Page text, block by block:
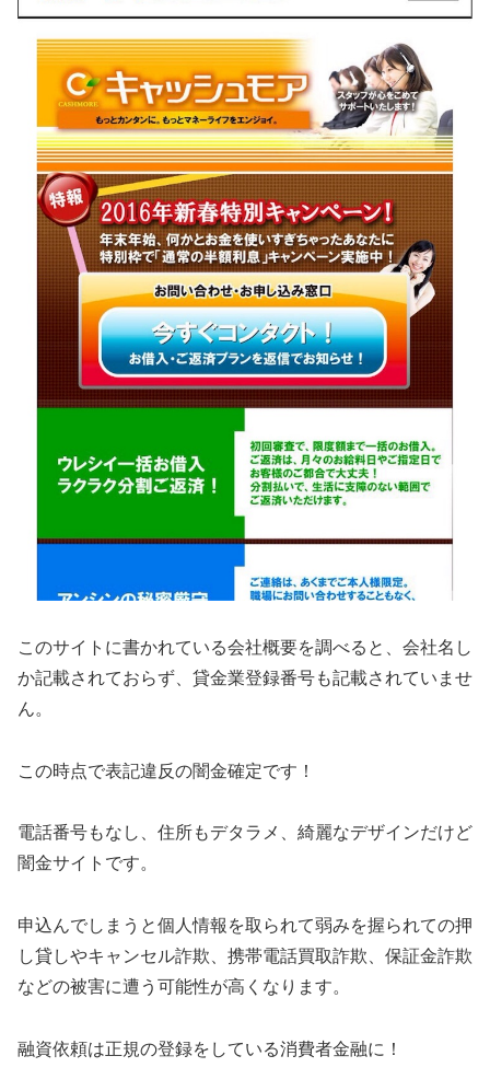
このサイトに書かれている会社概要を調べると、会社名し
か記載されておらず、貸金業登録番号も記載されていませ
ん。
この時点で表記違反の闇金確定です！
電話番号もなし、住所もデタラメ、綺麗なデザインだけど
闇金サイトです。
申込んでしまうと個人情報を取られて弱みを握られての押
し貸しやキャンセル詐欺、携帯電話買取詐欺、保証金詐欺
などの被害に遭う可能性が高くなります。
融資依頼は正規の登録をしている消費者金融に！